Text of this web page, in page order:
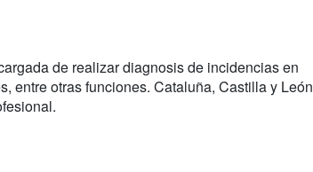
de realizar diagnosis de incidencias en
entre otras funciones. Cataluña, Castilla y León